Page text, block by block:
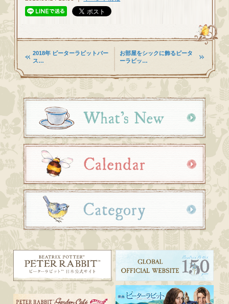
2018年 ピーターラビットバー
ス…
お部屋をシックに飾るピータ
ーラビッ…